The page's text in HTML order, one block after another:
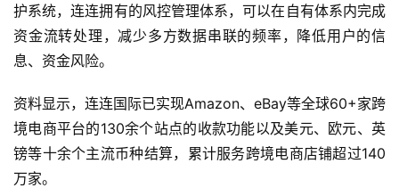
首
全
球
开
护系统，连连拥有的风控管理体系，可以在自有体系内完成
资金流转处理，减少多方数据串联的频率，降低用户的信
息、资金风险。
资料显示，连连国际已实现Amazon、eBay等全球60+家跨
境电商平台的130余个站点的收款功能以及美元、欧元、英
镑等十余个主流币种结算，累计服务跨境电商店铺超过140
万家。